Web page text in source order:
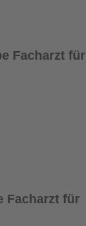
Facharzt für
Facharzt für